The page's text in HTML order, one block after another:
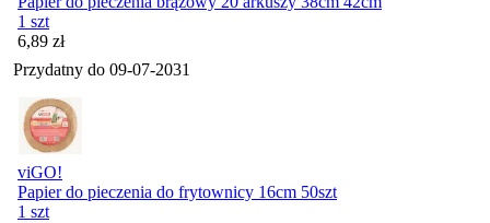
1 szt
Cena
6,89 zł
Przydatny do 09-07-2031
viGO!
Papier do pieczenia do frytownicy 16cm 50szt
1 szt